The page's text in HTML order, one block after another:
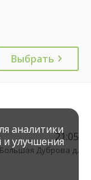
Выбрать
21:05
Большая Дуброва д.
аналитики
улучшения